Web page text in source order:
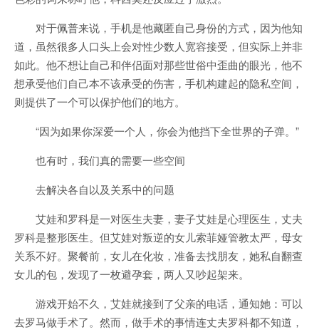
对于佩普来说，手机是他藏匿自己身份的方式，因为他知
道，虽然很多人口头上会对性少数人宽容接受，但实际上并非
如此。他不想让自己和伴侣面对那些世俗中歪曲的眼光，他不
想承受他们自己本不该承受的伤害，手机构建起的隐私空间，
则提供了一个可以保护他们的地方。
“因为如果你深爱一个人，你会为他挡下全世界的子弹。”
也有时，我们真的需要一些空间
去解决各自以及关系中的问题
艾娃和罗科是一对医生夫妻，妻子艾娃是心理医生，丈夫
罗科是整形医生。但艾娃对叛逆的女儿索菲娅管教太严，母女
关系不好。聚餐前，女儿在化妆，准备去找朋友，她私自翻查
女儿的包，发现了一枚避孕套，两人又吵起架来。
游戏开始不久，艾娃就接到了父亲的电话，通知她：可以
去罗马做手术了。然而，做手术的事情连丈夫罗科都不知道，